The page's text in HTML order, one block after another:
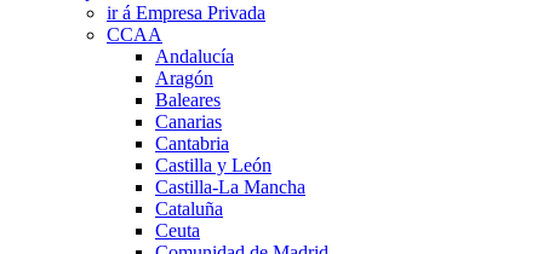
ir á Empresa Privada
CCAA
Andalucía
Aragón
Baleares
Canarias
Cantabria
Castilla y León
Castilla-La Mancha
Cataluña
Ceuta